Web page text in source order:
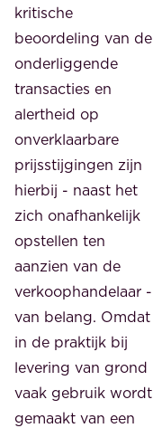
kritische
beoordeling van de
onderliggende
transacties en
alertheid op
onverklaarbare
prijsstijgingen zijn
hierbij - naast het
zich onafhankelijk
opstellen ten
aanzien van de
verkoophandelaar -
van belang. Omdat
in de praktijk bij
levering van grond
vaak gebruik wordt
gemaakt van een